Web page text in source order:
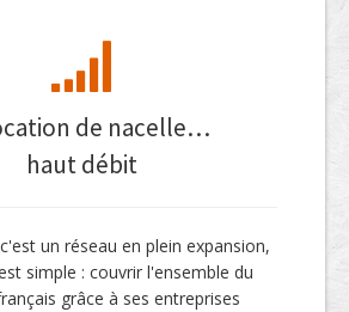
de nacelle…
haut débit
un réseau en plein expansion,
simple : couvrir l'ensemble du
grâce à ses entreprises